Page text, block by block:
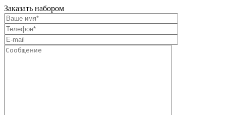
Заказать набором